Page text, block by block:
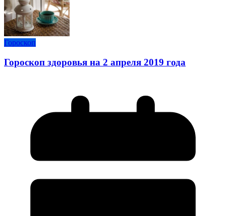
Гороскоп
Гороскоп здоровья на 2 апреля 2019 года